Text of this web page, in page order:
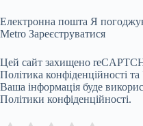
Електронна пошта Я
Metro Зареєструватися
Цей сайт захищено
Політика конфіденційності
Ваша інформація буде
Політики конфіденційності.